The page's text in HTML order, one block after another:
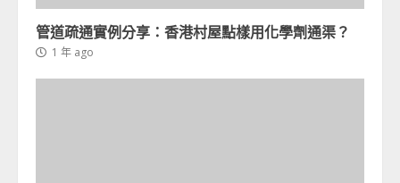
管道疏通實例分享：香港村屋點樣用化學劑通渠？
1 年 ago